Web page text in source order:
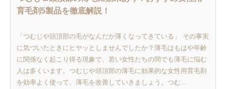
育毛剤5製品を徹底解説！
「つむじや頭頂部の毛がなんだか薄くなってきている」 その事実
に気づいたときにヒヤッとしませんでしたか？薄毛はもはや年齢
に関係なく起こり得る現象で、若い女性たちの間でも薄毛に悩む
人は多くいます。つむじや頭頂部の薄毛に効果的な女性用育毛剤
を効率よく使って、薄毛を改善していきましょう。つむ...